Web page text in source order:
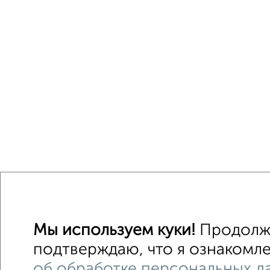
Мы используем куки!
подтверждаю, что я